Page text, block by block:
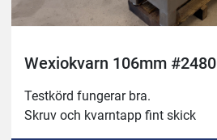
Wexiokvarn 106mm #2480
Testkörd fungerar bra.
Skruv och kvarntapp fint skick